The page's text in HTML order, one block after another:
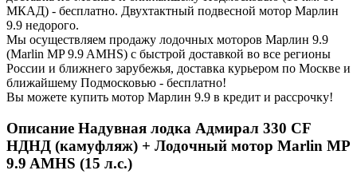
МКАД) - бесплатно. Двухтактный подвесной мотор Марлин
9.9 недорого.
Мы осуществляем продажу лодочных моторов Марлин 9.9
(Marlin MP 9.9 AMHS) с быстрой доставкой во все регионы
России и ближнего зарубежья, доставка курьером по Москве и
ближайшему Подмосковью - бесплатно!
Вы можете купить мотор Марлин 9.9 в кредит и рассрочку!
Описание Надувная лодка Адмирал 330 CF
НДНД (камуфляж) + Лодочный мотор Marlin MP
9.9 AMHS (15 л.с.)